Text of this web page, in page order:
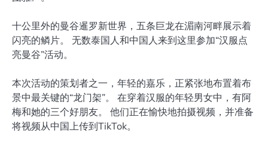
十公里外的曼谷暹罗新世界，五条巨龙在湄南河畔展示着
闪亮的鳞片。 无数泰国人和中国人来到这里参加“汉服点
亮曼谷”活动。
本次活动的策划者之一，年轻的嘉乐，正紧张地布置着布
景中最关键的“龙门架”。 在穿着汉服的年轻男女中，有阿
梅和她的三个好朋友。 他们正在愉快地拍摄视频，并准备
将视频从中国上传到TikTok。